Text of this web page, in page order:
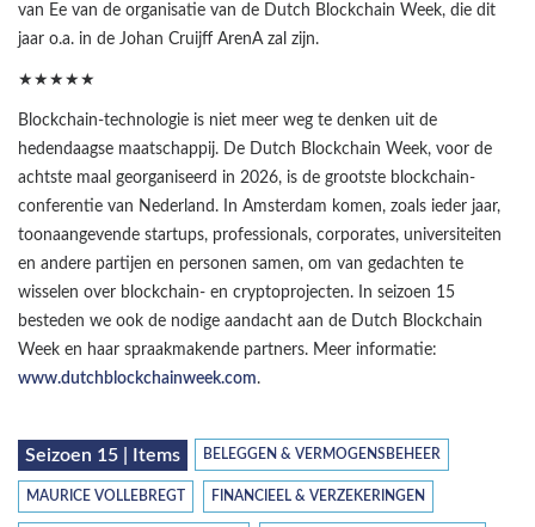
van Ee van de organisatie van de Dutch Blockchain Week, die dit
jaar o.a. in de Johan Cruijff ArenA zal zijn.
★★★★★
Blockchain-technologie is niet meer weg te denken uit de
hedendaagse maatschappij. De Dutch Blockchain Week, voor de
achtste maal georganiseerd in 2026, is de grootste blockchain-
conferentie van Nederland. In Amsterdam komen, zoals ieder jaar,
toonaangevende startups, professionals, corporates, universiteiten
en andere partijen en personen samen, om van gedachten te
wisselen over blockchain- en cryptoprojecten. In seizoen 15
besteden we ook de nodige aandacht aan de Dutch Blockchain
Week en haar spraakmakende partners. Meer informatie:
www.dutchblockchainweek.com.
Seizoen 15 | Items BELEGGEN & VERMOGENSBEHEER
MAURICE VOLLEBREGT FINANCIEEL & VERZEKERINGEN